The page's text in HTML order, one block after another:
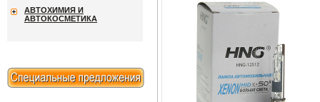
АВТОХИМИЯ И
АВТОКОСМЕТИКА